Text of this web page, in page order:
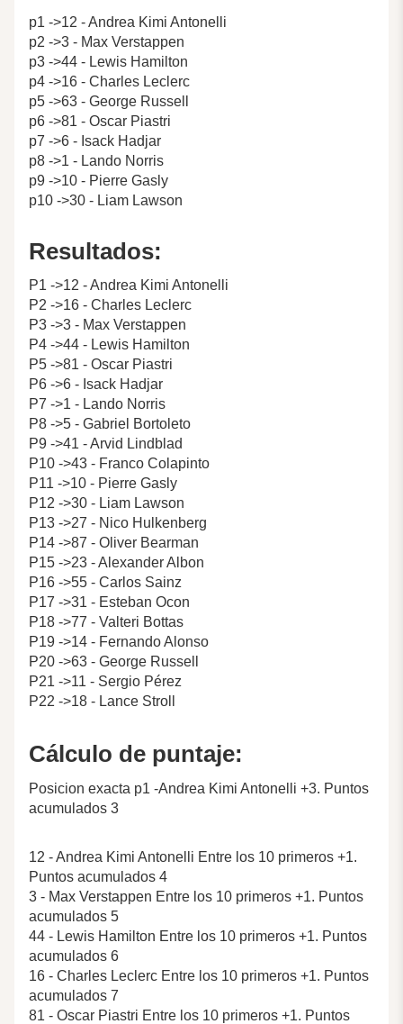
p1 ->12 - Andrea Kimi Antonelli
p2 ->3 - Max Verstappen
p3 ->44 - Lewis Hamilton
p4 ->16 - Charles Leclerc
p5 ->63 - George Russell
p6 ->81 - Oscar Piastri
p7 ->6 - Isack Hadjar
p8 ->1 - Lando Norris
p9 ->10 - Pierre Gasly
p10 ->30 - Liam Lawson
Resultados:
P1 ->12 - Andrea Kimi Antonelli
P2 ->16 - Charles Leclerc
P3 ->3 - Max Verstappen
P4 ->44 - Lewis Hamilton
P5 ->81 - Oscar Piastri
P6 ->6 - Isack Hadjar
P7 ->1 - Lando Norris
P8 ->5 - Gabriel Bortoleto
P9 ->41 - Arvid Lindblad
P10 ->43 - Franco Colapinto
P11 ->10 - Pierre Gasly
P12 ->30 - Liam Lawson
P13 ->27 - Nico Hulkenberg
P14 ->87 - Oliver Bearman
P15 ->23 - Alexander Albon
P16 ->55 - Carlos Sainz
P17 ->31 - Esteban Ocon
P18 ->77 - Valteri Bottas
P19 ->14 - Fernando Alonso
P20 ->63 - George Russell
P21 ->11 - Sergio Pérez
P22 ->18 - Lance Stroll
Cálculo de puntaje:
Posicion exacta p1 -Andrea Kimi Antonelli +3. Puntos
acumulados 3
12 - Andrea Kimi Antonelli Entre los 10 primeros +1.
Puntos acumulados 4
3 - Max Verstappen Entre los 10 primeros +1. Puntos
acumulados 5
44 - Lewis Hamilton Entre los 10 primeros +1. Puntos
acumulados 6
16 - Charles Leclerc Entre los 10 primeros +1. Puntos
acumulados 7
81 - Oscar Piastri Entre los 10 primeros +1. Puntos